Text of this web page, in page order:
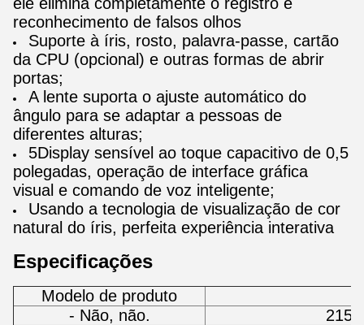
reconhecimento de falsos olhos
Suporte à íris, rosto, palavra-passe, cartão
da CPU (opcional) e outras formas de abrir
portas;
A lente suporta o ajuste automático do
ângulo para se adaptar a pessoas de
diferentes alturas;
5Display sensível ao toque capacitivo de 0,5
polegadas, operação de interface gráfica
visual e comando de voz inteligente;
Usando a tecnologia de visualização de cor
natural do íris, perfeita experiência interativa
Especificações
Modelo de produto
- Não, não.